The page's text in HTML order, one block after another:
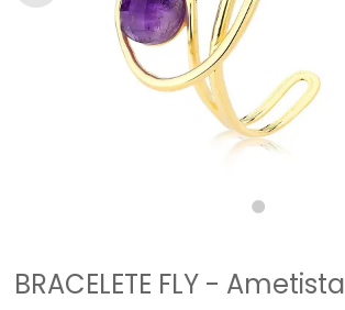
BRACELETE FLY - Ametista